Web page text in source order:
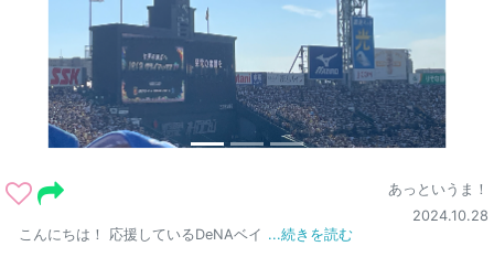
あっというま！
2024.10.28
こんにちは！ 応援しているDeNAベイ ...続きを読む